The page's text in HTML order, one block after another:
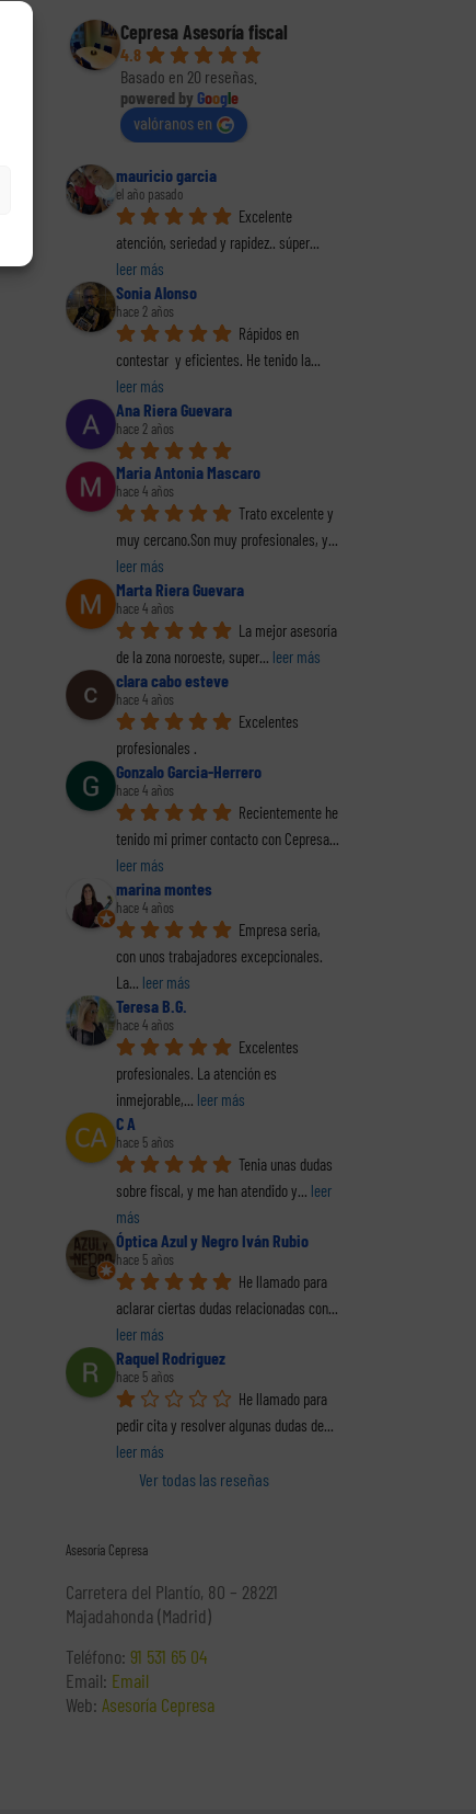
(1 de 2)
El perfil de los
Cepresa Asesoría fiscal
4.8
Basado en 20 reseñas.
powered by Google
valóranos en
mauricio garcia
el año pasado
Excelente
atención, seriedad y rapidez.. súper
leer más
Sonia Alonso
hace 2 años
Rápidos en
contestar  y eficientes. He tenido la
leer más
Ana Riera Guevara
hace 2 años
Maria Antonia Mascaro
hace 4 años
Trato excelente y
muy cercano.Son muy profesionales, y
leer más
Marta Riera Guevara
hace 4 años
La mejor asesoría
de la zona noroeste, super... leer más
clara cabo esteve
hace 4 años
Excelentes
profesionales .
Gonzalo Garcia-Herrero
hace 4 años
Recientemente he
tenido mi primer contacto con Cepresa
leer más
marina montes
hace 4 años
Empresa seria,
con unos trabajadores excepcionales.
La... leer más
Teresa B.G.
hace 4 años
Excelentes
profesionales. La atención es
inmejorable,... leer más
C A
hace 5 años
Tenia unas dudas
sobre fiscal, y me han atendido y... leer
más
Óptica Azul y Negro Iván Rubio
hace 5 años
He llamado para
aclarar ciertas dudas relacionadas con
leer más
Raquel Rodriguez
hace 5 años
He llamado para
pedir cita y resolver algunas dudas de
leer más
Ver todas las reseñas
Asesoría Cepresa
Carretera del Plantío, 80 – 28221
Majadahonda (Madrid)
Teléfono: 91 531 65 04
Email: Email
Web: Asesoría Cepresa